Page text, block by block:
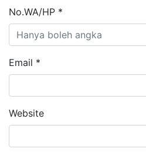
No.WA/HP *
Email *
Website